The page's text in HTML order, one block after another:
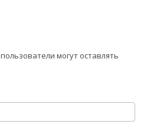
пользователи могут оставлять